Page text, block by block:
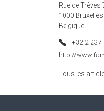
Rue de Trèves
1000 Bruxelles
Belgique
+32 2 237
http://
Tous les